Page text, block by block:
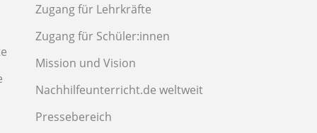
Zugang für Lehrkräfte
Zugang für Schüler:innen
Mission und Vision
Nachhilfeunterricht.de weltweit
Pressebereich